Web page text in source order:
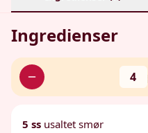
Ingredienser
4
5 ss usaltet smør